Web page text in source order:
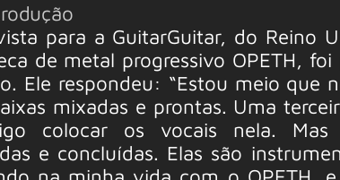
para a GuitarGuitar, do Reino
de metal progressivo OPETH,
Ele respondeu: “Estou meio que
mixadas e prontas. Uma
colocar os vocais nela.
e concluídas. Elas são